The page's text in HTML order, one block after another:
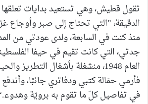
تقول قطيش، وهي تستعيد بدايات
الدقيقة، ”التي تحتاج إلى صبر وأوجاع غز
منذ كنت في السابعة، ولدى عودتي من
جدتي، التي كانت تقيم في حيفا
العام 1948، منشغلة بأشغال التطريز
فأرمي حمّالة كتبي ودفاتري جانبًا،
في تفاصيل كلّ ما تقوم به برويّة